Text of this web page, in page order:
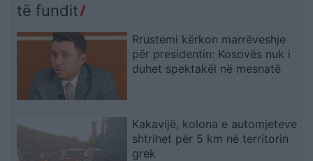
të fundit
Rrustemi kërkon marrëveshje
për presidentin: Kosovës nuk i
duhet spektakël në mesnatë
Kakavijë, kolona e automjeteve
shtrihet për 5 km në territorin
grek